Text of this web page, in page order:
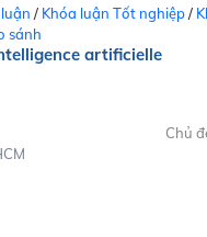
/ Khóa luận Tốt nghiệp/
sánh
artificielle
Chủ